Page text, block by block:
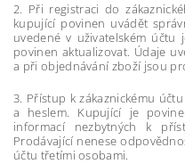
2. Při registraci do
kupující povinen uvádět
uvedené v uživatelském
povinen aktualizovat. Údaje
a při objednávání zboží jsou
3. Přístup k zákaznickému
a heslem. Kupující je
informací nezbytných k
Prodávající nenese
účtu třetími osobami.